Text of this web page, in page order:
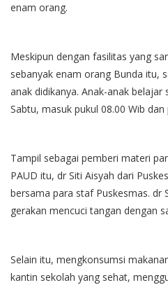
enam orang.
Meskipun dengan fasilitas yang
sebanyak enam orang Bunda itu,
anak didikanya. Anak-anak
Sabtu, masuk pukul 08.00 Wib
Tampil sebagai pemberi materi
PAUD itu, dr Siti Aisyah dari
bersama para staf Puskesmas. dr
gerakan mencuci tangan dengan
Selain itu, mengkonsumsi
kantin sekolah yang sehat,